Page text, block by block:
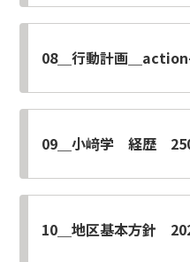
08＿行動計画＿
09＿小﨑学 経歴
10＿地区基本方針